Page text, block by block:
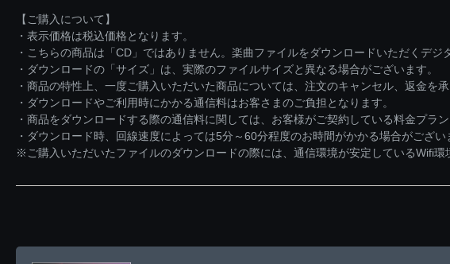
【ご購入について】
・表示価格は税込価格となります。
・こちらの商品は「CD」ではありません。楽曲ファイルをダウンロードいただくデジ
・ダウンロードの「サイズ」は、実際のファイルサイズと異なる場合がございます。
・商品の特性上、一度ご購入いただいた商品については、注文のキャンセル、返金を承
・ダウンロードやご利用時にかかる通信料はお客さまのご負担となります。
・商品をダウンロードする際の通信料に関しては、お客様がご契約している料金プラ
・ダウンロード時、回線速度によっては5分～60分程度のお時間がかかる場合がござい
※ご購入いただいたファイルのダウンロードの際には、通信環境が安定しているWifi環